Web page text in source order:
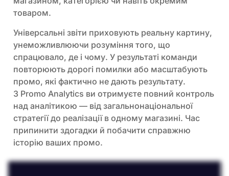
товаром.
Універсальні звіти приховують реальну картину,
унеможливлюючи розуміння того, що
спрацювало, де і чому. У результаті команди
повторюють дорогі помилки або масштабують
промо, які фактично не дають результату.
З Promo Analytics ви отримуєте повний контроль
над аналітикою — від загальнонаціональної
стратегії до реалізації в одному магазині. Час
припинити здогадки й побачити справжню
історію ваших промо.